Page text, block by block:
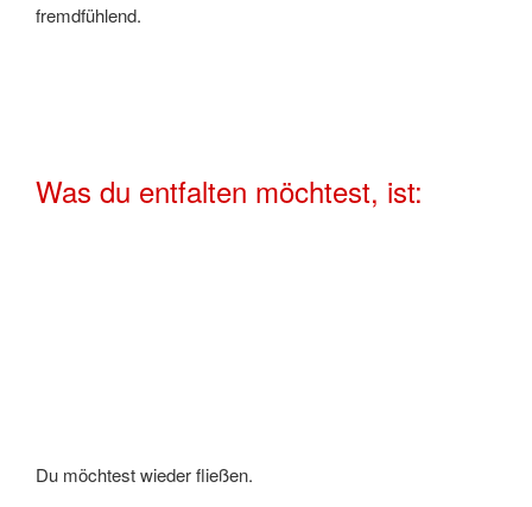
fremdfühlend.
Was du entfalten möchtest, ist:
Du möchtest wieder fließen.